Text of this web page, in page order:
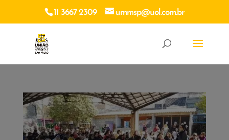
11 3667 2309 ummsp@uol.com.br